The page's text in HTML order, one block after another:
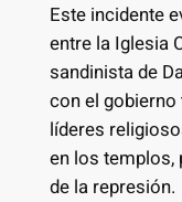
Este incidente
entre la Iglesia
sandinista de
con el
líderes
en los templos,
de la represión.